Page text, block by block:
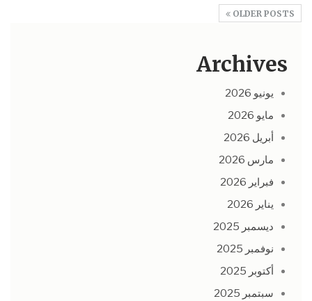
OLDER POSTS
Archives
يونيو 2026
مايو 2026
أبريل 2026
مارس 2026
فبراير 2026
يناير 2026
ديسمبر 2025
نوفمبر 2025
أكتوبر 2025
سبتمبر 2025